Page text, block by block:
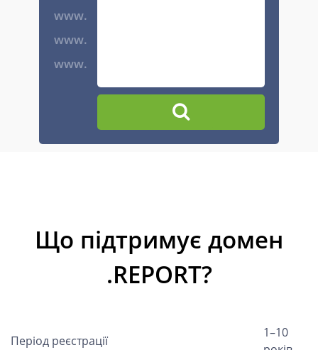
www.
www.
www.
Що підтримує домен
.REPORT?
Період реєстрації
1–10